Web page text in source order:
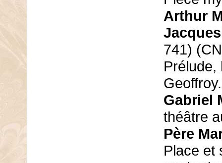
Arthur
741)
Prélude,
Gabriel
théâtre
Père
Place et